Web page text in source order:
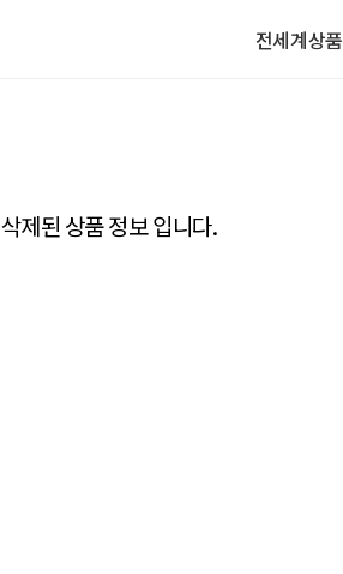
전세계상품
삭제된 상품 정보 입니다.